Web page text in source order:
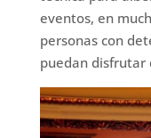
eventos, en
personas con
puedan disfrutar